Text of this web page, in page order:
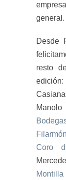
general.
Desde
resto
Coro
Montilla